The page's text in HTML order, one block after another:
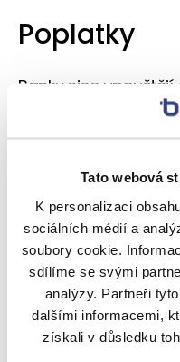
Tato webová
K personalizaci
sociálních médií a
soubory cookie.
sdílíme se svými
analýzy. Partneři
dalšími informacemi,
získali v důsledku
Poplatky
Banky sice
hypotečního účtu,
svým klientům
Typicky se jedná o
splátku mimo
může tento
z výše mimořádné
V tomto ohledu by
projevit